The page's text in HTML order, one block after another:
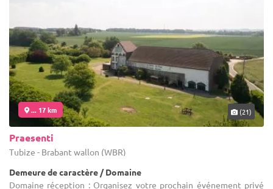
... 17 km (21)
Praesenti
Tubize - Brabant wallon (WBR)
Demeure de caractère / Domaine
Domaine réception : Organisez votre prochain événement privé